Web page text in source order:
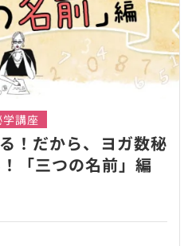
講座
！だから、ヨガ数秘
「三つの名前」編